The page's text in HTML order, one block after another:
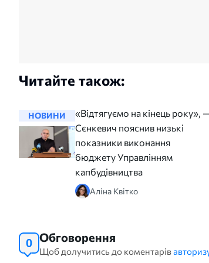
Читайте також:
НОВИНИ
«Відтягуємо на кінець року», —
Сєнкевич пояснив низькі
показники виконання
бюджету Управлінням
капбудівництва
Аліна Квітко
0 Обговорення
Щоб долучитись до коментарів